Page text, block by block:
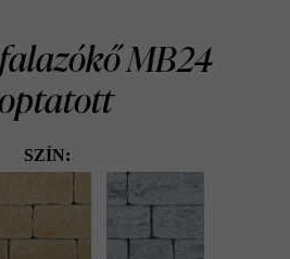
MB24
SZÍN: